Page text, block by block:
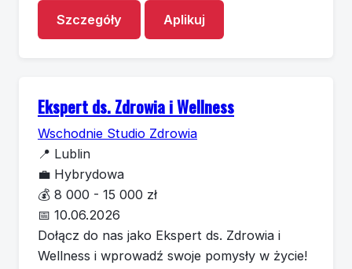
Szczegóły Aplikuj
Ekspert ds. Zdrowia i Wellness
Wschodnie Studio Zdrowia
📍 Lublin
💼 Hybrydowa
💰 8 000 - 15 000 zł
📅 10.06.2026
Dołącz do nas jako Ekspert ds. Zdrowia i
Wellness i wprowadź swoje pomysły w życie!